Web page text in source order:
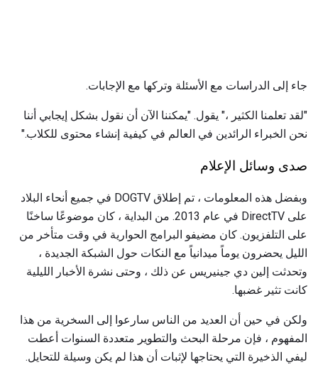
جاء إلى الدراسات مع الأسئلة وتركها مع الإجابات.
"لقد تعلمنا الكثير ،" يقول. "يمكننا الآن أن نقول بشكل إيجابي أننا
نحن الخبراء الرائدين في العالم في كيفية إنشاء محتوى للكلاب."
صدى وسائل الإعلام
وبفضل هذه المعلومات ، تم إطلاق DOGTV في جميع أنحاء البلاد
على DirectTV في عام 2013. من البداية ، كان موضوعًا ساخنًا
على التلفزيون. كان مضيفو البرامج الحوارية في وقت متأخر من
الليل يحضرون يوماً ميدانياً مع النكات حول الشبكة الجديدة ،
وتحدثت إلين دي جينيريس عن ذلك ، وحتى نشرة الأخبار الليلية
كانت تثير غضبها.
ولكن في حين أن العديد من الناس سارعوا إلى السخرية من هذا
المفهوم ، فإن مرحلة البحث والتطوير متعددة السنوات أعطت
ليفي الذخيرة التي يحتاجها لإثبات أن هذا لم يكن وسيلة للتحايل.